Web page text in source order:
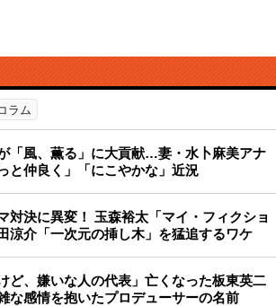
ラム
「風、薫る」に大貢献…妻・水卜麻美アナ
と仲良く」「にこやかな」近況
対決に異変！ 玉森裕太「マイ・フィクショ
涼介「一次元の挿し木」を猛追するワケ
ど、嫌いな人の代表」亡くなった板東英二
な感情を抱いたプロデューサーの名前